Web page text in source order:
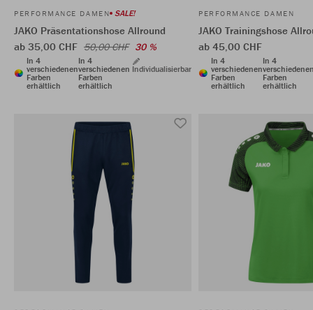
PERFORMANCE DAMEN SALE!
JAKO Präsentationshose Allround
ab 35,00 CHF 50,00 CHF 30 %
In 4
verschiedenen
Farben
erhältlich
In 4
verschiedenen
Farben
erhältlich
Individualisierbar
PERFORMANCE DAMEN
JAKO Trainingshose
ab 45,00 CHF
In 4
verschiedenen
Farben
erhältlich
In 4
Farben
erhältlich